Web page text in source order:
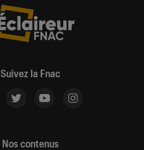
Suivez la Fnac
Nos contenus